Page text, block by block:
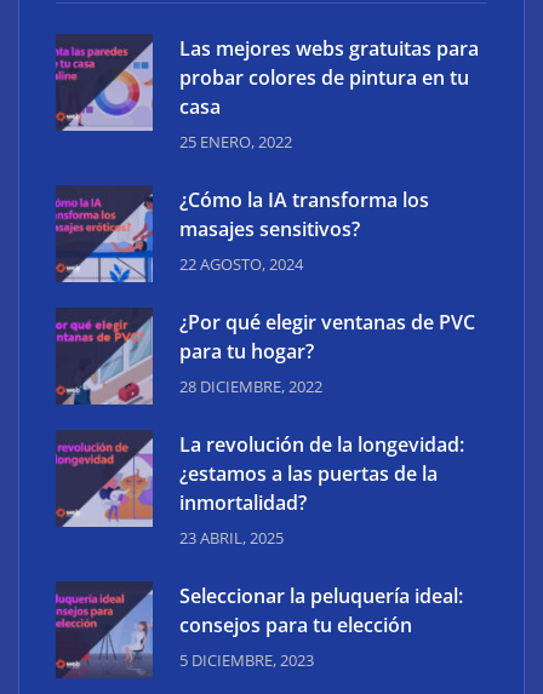
Las mejores webs gratuitas para
probar colores de pintura en tu
casa
25 ENERO, 2022
¿Cómo la IA transforma los
masajes sensitivos?
22 AGOSTO, 2024
¿Por qué elegir ventanas de PVC
para tu hogar?
28 DICIEMBRE, 2022
La revolución de la longevidad:
¿estamos a las puertas de la
inmortalidad?
23 ABRIL, 2025
Seleccionar la peluquería ideal:
consejos para tu elección
5 DICIEMBRE, 2023